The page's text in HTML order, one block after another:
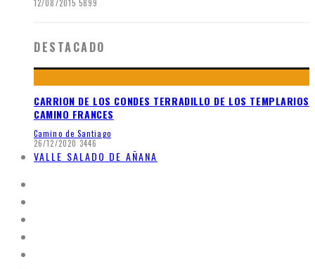
12/08/2015 5899
DESTACADO
CARRION DE LOS CONDES TERRADILLO DE LOS TEMPLARIOS
CAMINO FRANCES
Camino de Santiago
26/12/2020 3446
VALLE SALADO DE AÑANA